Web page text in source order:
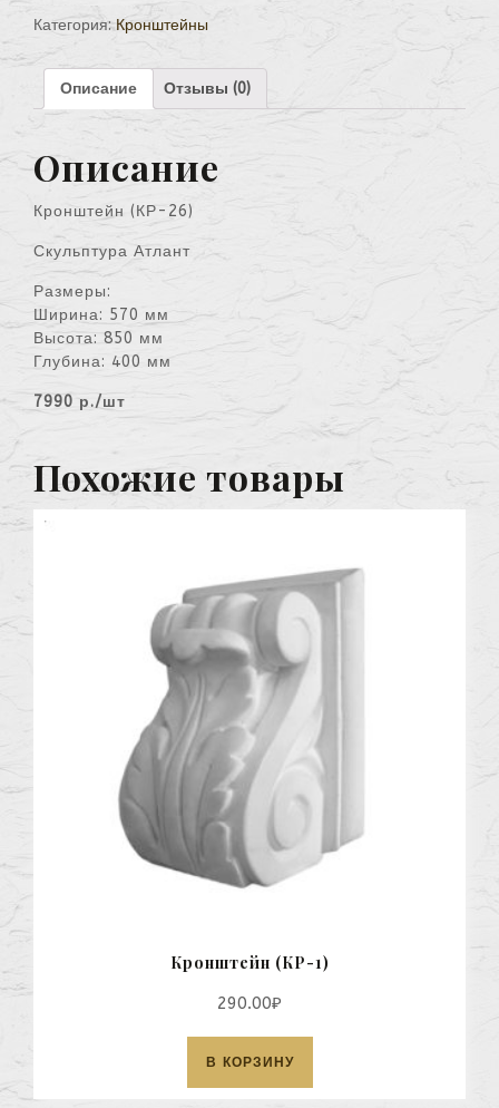
Категория:Кронштейны
Описание Отзывы (0)
Описание
Кронштейн (КР-26)
Скульптура Атлант
Размеры:
Ширина: 570 мм
Высота: 850 мм
Глубина: 400 мм
7990 р./шт
Похожие товары
Кронштейн (КР-1)
290.00₽
В КОРЗИНУ